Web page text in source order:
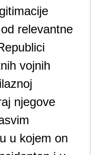
relevantne
vojnih
njegove
u kojem on